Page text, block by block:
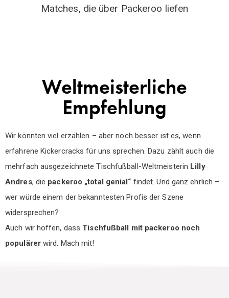
Matches, die über Packeroo liefen
Weltmeisterliche
Empfehlung
Wir könnten viel erzählen – aber noch besser ist es, wenn
erfahrene Kickercracks für uns sprechen. Dazu zählt auch die
mehrfach ausgezeichnete Tischfußball-Weltmeisterin Lilly
Andres, die packeroo „total genial“ findet. Und ganz ehrlich –
wer würde einem der bekanntesten Profis der Szene
widersprechen?
Auch wir hoffen, dass Tischfußball mit packeroo noch
populärerwird. Mach mit!